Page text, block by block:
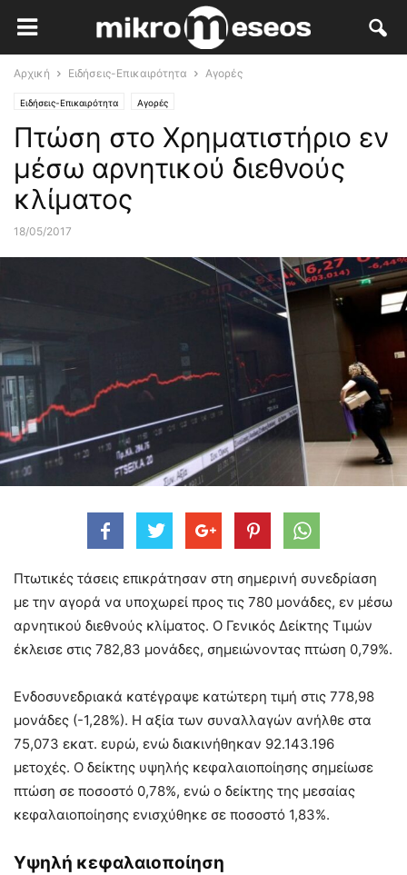
Αρχική Ειδήσεις-Επικαιρότητα Αγορές
Ειδήσεις-Επικαιρότητα Αγορές
Πτώση στο Χρηματιστήριο εν
μέσω αρνητικού διεθνούς
κλίματος
18/05/2017
Πτωτικές τάσεις επικράτησαν στη σημερινή συνεδρίαση
με την αγορά να υποχωρεί προς τις 780 μονάδες, εν μέσω
αρνητικού διεθνούς κλίματος. O Γενικός Δείκτης Τιμών
έκλεισε στις 782,83 μονάδες, σημειώνοντας πτώση 0,79%.
Ενδοσυνεδριακά κατέγραψε κατώτερη τιμή στις 778,98
μονάδες (-1,28%). Η αξία των συναλλαγών ανήλθε στα
75,073 εκατ. ευρώ, ενώ διακινήθηκαν 92.143.196
μετοχές. Ο δείκτης υψηλής κεφαλαιοποίησης σημείωσε
πτώση σε ποσοστό 0,78%, ενώ ο δείκτης της μεσαίας
κεφαλαιοποίησης ενισχύθηκε σε ποσοστό 1,83%.
Υψηλή κεφαλαιοποίηση